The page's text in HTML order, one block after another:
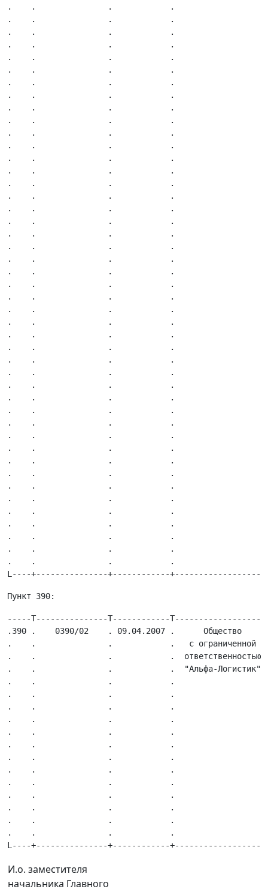
-----T---------------T------------
.390 .    0390/02    . 09.04.2007 .      Общество
.    .               .            .   с
.    .               .            .
.    .               .            .  "Альфа-
.    .               .            .
.    .               .            .
.    .               .            .
.    .               .            .
.    .               .            .
.    .               .            .
.    .               .            .
.    .               .            .
.    .               .            .
.    .               .            .
.    .               .            .
.    .               .            .
.    .               .            .
И.о. заместителя
начальника Главного